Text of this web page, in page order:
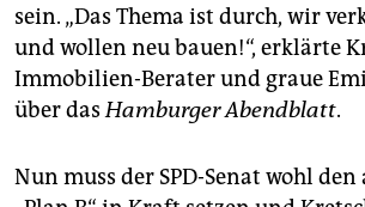
sein. „Das Thema ist durch, wir
und wollen neu bauen!“, erklärte
Immobilien-Berater und graue
über dasHamburger Abendblatt.
Nun muss der SPD-Senat wohl